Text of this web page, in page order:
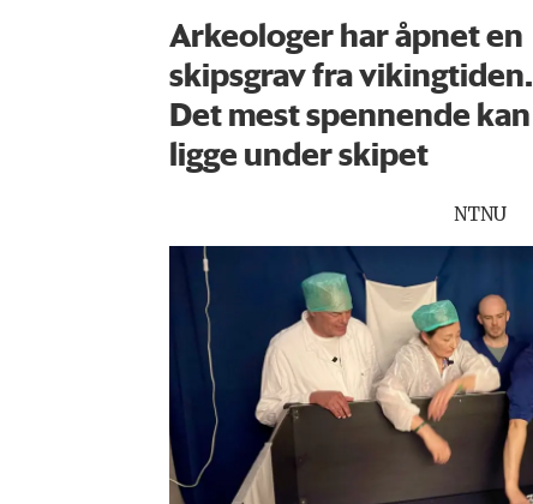
Arkeologer har åpnet en
skipsgrav fra vikingtiden.
Det mest spennende kan
ligge under skipet
NTNU